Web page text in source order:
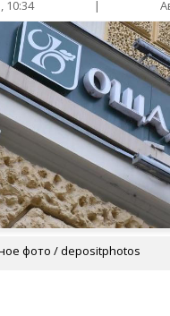
10:34 |
фото / depositphotos